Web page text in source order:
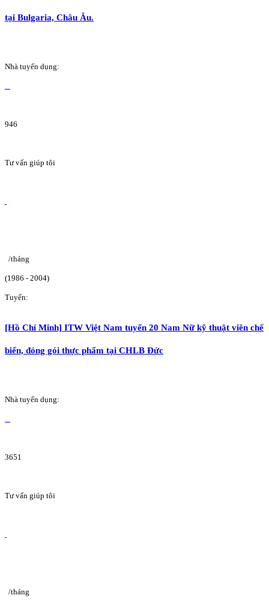
tại Bulgaria, Châu Âu.
Nhà tuyển dụng:
946
Tư vấn giúp tôi
/tháng
(1986 - 2004)
Tuyển:
[Hồ Chí Minh] ITW Việt Nam tuyển 20 Nam Nữ kỹ thuật viên chế
biến, đóng gói thực phẩm tại CHLB Đức
Nhà tuyển dụng:
3651
Tư vấn giúp tôi
/tháng